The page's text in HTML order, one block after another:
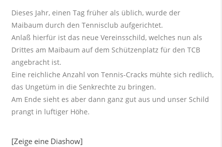
Dieses Jahr, einen Tag früher als üblich, wurde der
Maibaum durch den Tennisclub aufgerichtet.
Anlaß hierfür ist das neue Vereinsschild, welches nun als
Drittes am Maibaum auf dem Schützenplatz für den TCB
angebracht ist.
Eine reichliche Anzahl von Tennis-Cracks mühte sich redlich,
das Ungetüm in die Senkrechte zu bringen.
Am Ende sieht es aber dann ganz gut aus und unser Schild
prangt in luftiger Höhe.
[Zeige eine Diashow]